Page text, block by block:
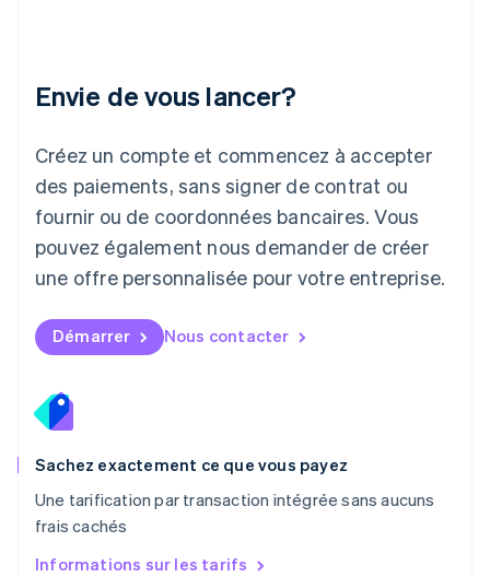
Envie de vous lancer?
Créez un compte et commencez à accepter
des paiements, sans signer de contrat ou
fournir ou de coordonnées bancaires. Vous
pouvez également nous demander de créer
une offre personnalisée pour votre entreprise.
Démarrer Nous contacter
Sachez exactement ce que vous payez
Une tarification par transaction intégrée sans aucuns
frais cachés
Informations sur les tarifs
Lituanie
English
Français DeutschEnglish
Malaisie
English 简体中文
Malte
English
Mexique
EspañolEnglish
English
Nouvelle-Zélande
Pays-Bas
Nederlands
English
PortuguêsEnglish
RAS de Hong Kong, Chine
English